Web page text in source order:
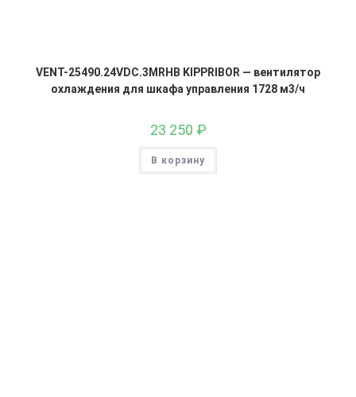
VENT-25490.24VDC.3MRHB KIPPRIBOR — вентилятор
охлаждения для шкафа управления 1728 м3/ч
23 250 ₽
В корзину